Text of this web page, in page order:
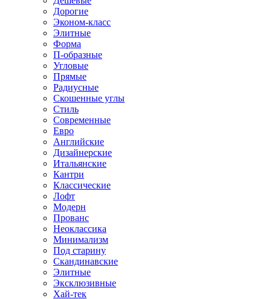
Дорогие
Эконом-класс
Элитные
Форма
П-образные
Угловые
Прямые
Радиусные
Скошенные углы
Стиль
Современные
Евро
Английские
Дизайнерские
Итальянские
Кантри
Классические
Лофт
Модерн
Прованс
Неоклассика
Минимализм
Под старину
Скандинавские
Элитные
Эксклюзивные
Хай-тек